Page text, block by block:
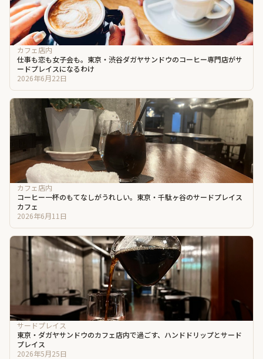
カフェ店内
仕事も恋も女子会も。東京・渋谷ダガヤサンドウのコーヒー専門店がサ
ードプレイスになるわけ
2026年6月22日
カフェ店内
コーヒー一杯のもてなしがうれしい。東京・千駄ヶ谷のサードプレイス
カフェ
2026年6月11日
サードプレイス
東京・ダガヤサンドウのカフェ店内で過ごす、ハンドドリップとサード
プレイス
2026年5月25日